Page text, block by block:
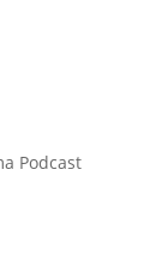
Podcast